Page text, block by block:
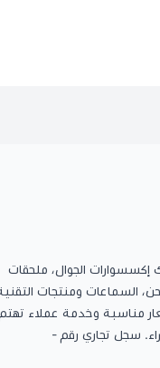
الجوال، ملحقات
السماعات ومنتجات التقنية
مناسبة وخدمة عملاء تهتم
سجل تجاري رقم -